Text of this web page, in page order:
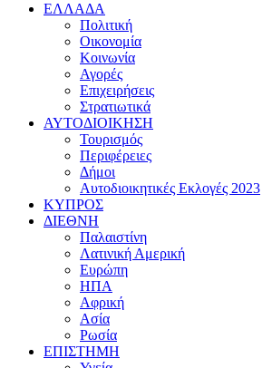
ΕΛΛΑΔΑ
Πολιτική
Οικονομία
Κοινωνία
Αγορές
Επιχειρήσεις
Στρατιωτικά
ΑΥΤΟΔΙΟΙΚΗΣΗ
Τουρισμός
Περιφέρειες
Δήμοι
Αυτοδιοικητικές Εκλογές 2023
ΚΥΠΡΟΣ
ΔΙΕΘΝΗ
Παλαιστίνη
Λατινική Αμερική
Ευρώπη
ΗΠΑ
Αφρική
Ασία
Ρωσία
ΕΠΙΣΤΗΜΗ